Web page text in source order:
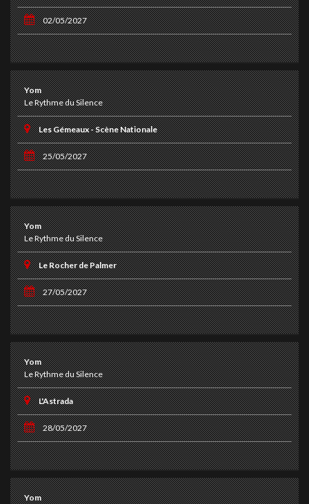
02/05/2027
Yom
Le Rythme du Silence
Les Gémeaux - Scène Nationale
25/05/2027
Yom
Le Rythme du Silence
Le Rocher de Palmer
27/05/2027
Yom
Le Rythme du Silence
L'Astrada
28/05/2027
Yom